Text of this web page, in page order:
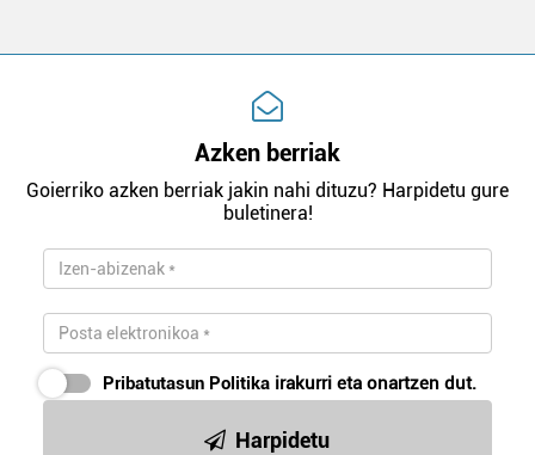
Azken berriak
Goierriko azken berriak jakin nahi dituzu? Harpidetu gure
buletinera!
Pribatutasun Politika irakurri eta onartzen dut.
Harpidetu